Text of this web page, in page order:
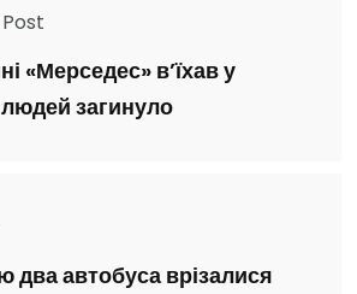
«Мерседес» в’їхав у
загинуло
два автобуса врізалися